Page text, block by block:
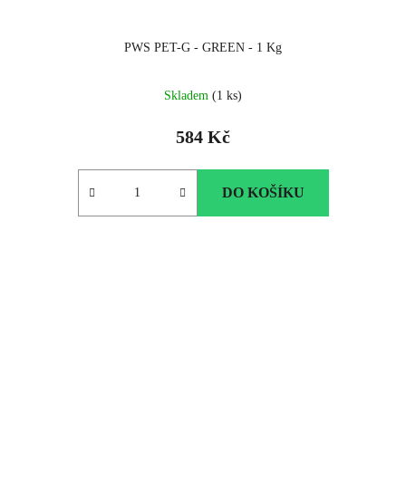
PWS PET-G - GREEN - 1 Kg
Skladem (1 ks)
584 Kč
DO KOŠÍKU